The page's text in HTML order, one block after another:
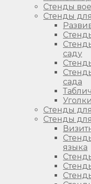
Стенды
Стенды
саду
сада
Стенды
Стенды
языка